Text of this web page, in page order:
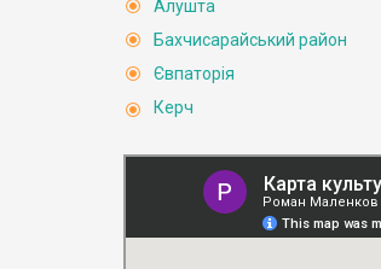
Алушта
Бахчисарайський район
Євпаторія
Керч